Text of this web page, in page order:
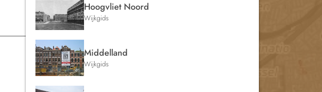
Hoogvliet Noord
Wijkgids
Middelland
Wijkgids